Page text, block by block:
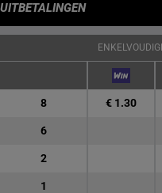
UITBETALINGEN
8 € 1.30
6
2
1